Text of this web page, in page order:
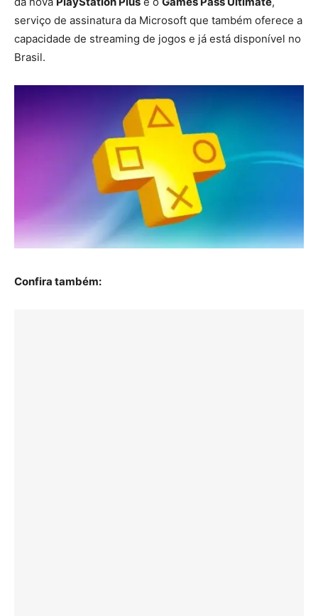
serviço de assinatura da Microsoft que também oferece a
capacidade de streaming de jogos e já está disponível no
Brasil.
Confira também: